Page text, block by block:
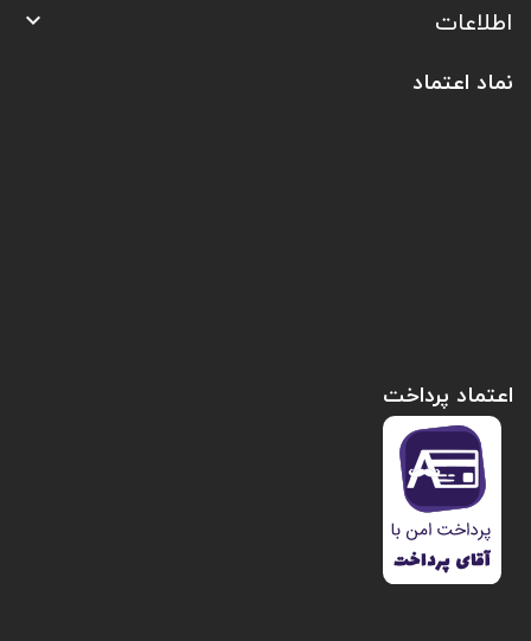
اطلاعات 
نماد اعتماد
اعتماد پرداخت